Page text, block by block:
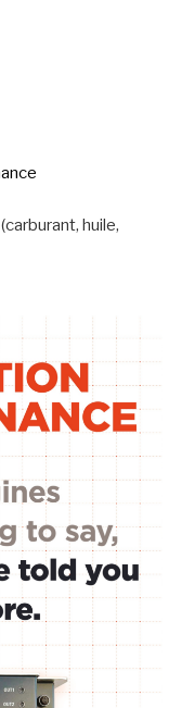
huile,